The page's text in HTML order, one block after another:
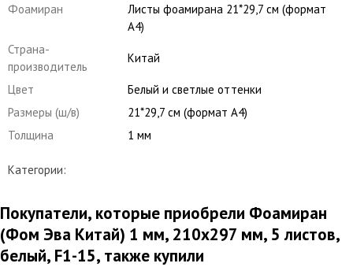
Фоамиран
Листы фоамирана 21*29,7 см (формат
А4)
Страна-
производитель
Китай
Цвет
Белый и светлые оттенки
Размеры (ш/в)
21*29,7 см (формат А4)
Толщина
1 мм
Категории:
Покупатели, которые приобрели Фоамиран
(Фом Эва Китай) 1 мм, 210х297 мм, 5 листов,
белый, F1-15, также купили